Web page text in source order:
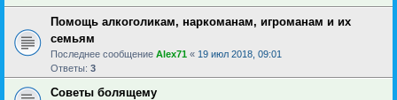
Помощь алкоголикам, наркоманам, игроманам и их
семьям
Последнее сообщение Alex71 « 19 июл 2018, 09:01
Ответы: 3
Советы болящему